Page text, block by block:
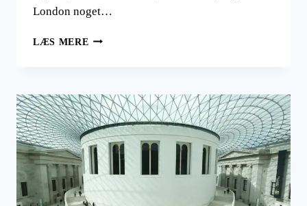
London noget…
LÆS MERE HVAD
I
LONDON
PÅ
EN
WEEK-
END?